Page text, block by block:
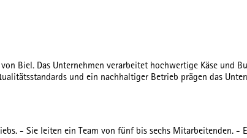
Biel. Das Unternehmen verarbeitet hochwertige Käse und
und ein nachhaltiger Betrieb prägen das
- Sie leiten ein Team von fünf bis sechs Mitarbeitenden. -